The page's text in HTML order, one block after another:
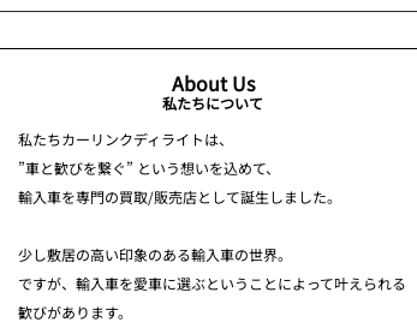
About Us
私たちについて
私たちカーリンクディライトは、
”車と歓びを繋ぐ” という想いを込めて、
輸入車を専門の買取/販売店として誕生しました。
少し敷居の高い印象のある輸入車の世界。
ですが、輸入車を愛車に選ぶということによって叶えられる
歓びがあります。